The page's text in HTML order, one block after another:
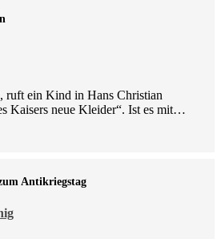
ruft ein Kind in Hans Christian
Kaisers neue Kleider“. Ist es mit…
Antikriegstag